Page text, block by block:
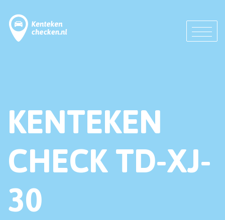
KENTEKEN
CHECK TD-XJ-
30